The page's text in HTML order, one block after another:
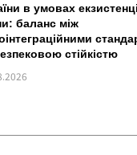
в умовах
баланс між
стійкістю